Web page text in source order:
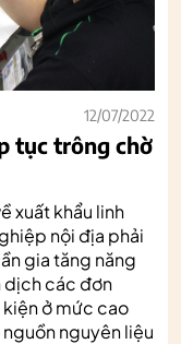
12/07/2022
tục trông chờ
xuất khẩu linh
nội địa phải
gia tăng năng
dịch các đơn
kiện ở mức cao
nguyên liệu